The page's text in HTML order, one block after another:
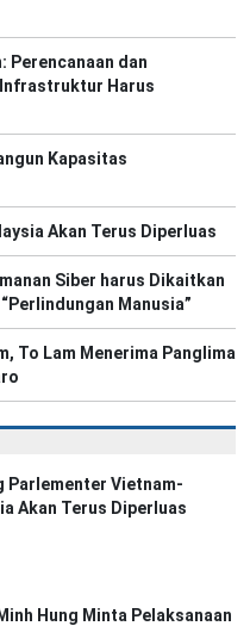
Perencanaan dan
Infrastruktur Harus
Kapasitas
Akan Terus Diperluas
Siber harus Dikaitkan
Manusia”
To Lam Menerima Panglima
Parlementer Vietnam-
Akan Terus Diperluas
Hung Minta Pelaksanaan